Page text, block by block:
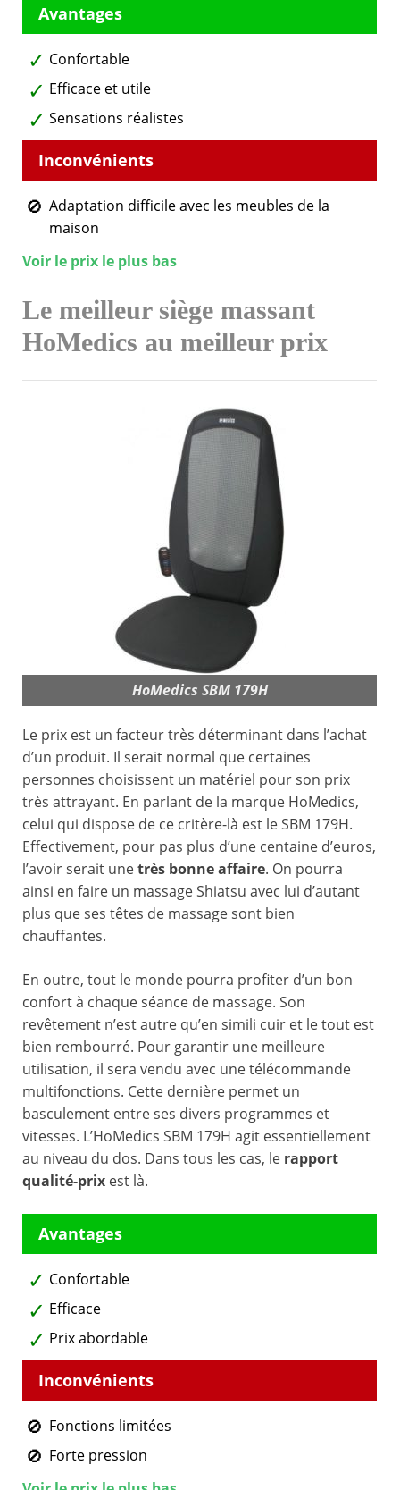
Confortable
Efficace et utile
Sensations réalistes
Adaptation difficile avec les meubles de la
maison
Voir le prix le plus bas
Le meilleur siège massant
HoMedics au meilleur prix
HoMedics SBM 179H
Le prix est un facteur très déterminant dans l’achat
d’un produit. Il serait normal que certaines
personnes choisissent un matériel pour son prix
très attrayant. En parlant de la marque HoMedics,
celui qui dispose de ce critère-là est le SBM 179H.
Effectivement, pour pas plus d’une centaine d’euros,
l’avoir serait unetrès bonne affaire. On pourra
ainsi en faire un massage Shiatsu avec lui d’autant
plus que ses têtes de massage sont bien
chauffantes.
En outre, tout le monde pourra profiter d’un bon
confort à chaque séance de massage. Son
revêtement n’est autre qu’en simili cuir et le tout est
bien rembourré. Pour garantir une meilleure
utilisation, il sera vendu avec une télécommande
multifonctions. Cette dernière permet un
basculement entre ses divers programmes et
vitesses. L’HoMedics SBM 179H agit essentiellement
au niveau du dos. Dans tous les cas, le rapport
qualité-prix est là.
Confortable
Efficace
Prix abordable
Fonctions limitées
Forte pression